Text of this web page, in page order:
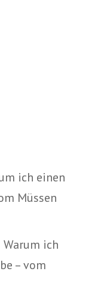
ich einen
Müssen
Warum ich
– vom